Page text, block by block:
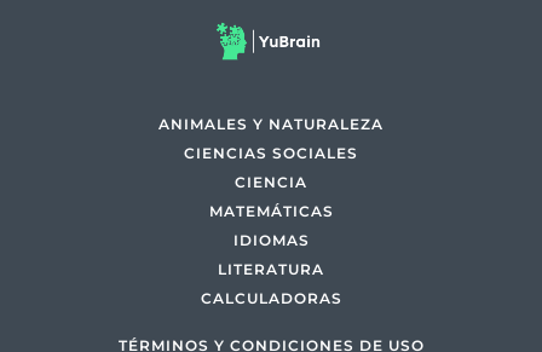
ANIMALES Y NATURALEZA
CIENCIAS SOCIALES
CIENCIA
MATEMÁTICAS
IDIOMAS
LITERATURA
CALCULADORAS
TÉRMINOS Y CONDICIONES DE USO